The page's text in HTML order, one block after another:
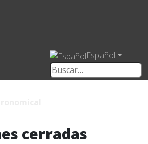
Español
cerradas